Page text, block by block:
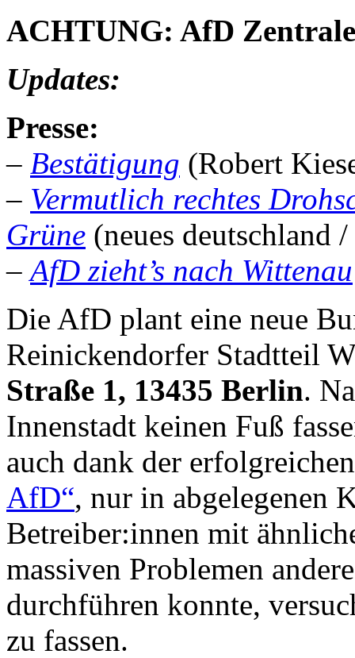
ACHTUNG: AfD
Updates:
Presse:
– Bestätigung (Robert
– Vermutlich rechtes
Grüne (neues deutschland
–AfD zieht’s nach Wittenau
Die AfD plant eine neue
Reinickendorfer Stadtteil
Straße 1, 13435 Berlin.
Innenstadt keinen Fuß
auch dank der
AfD“, nur in abgelegenen
Betreiber:innen mit
massiven Problemen
durchführen konnte,
zu fassen.